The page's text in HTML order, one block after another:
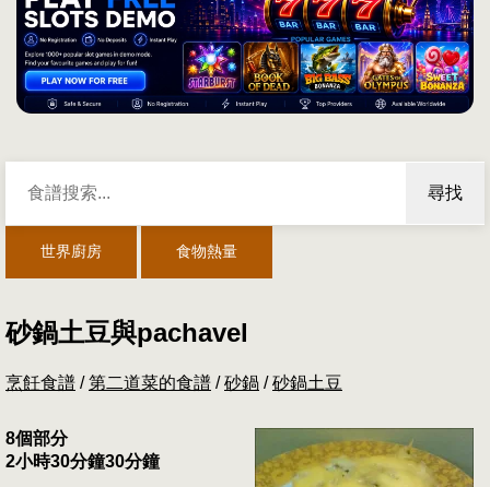
尋找
世界廚房 食物熱量
砂鍋土豆與pachavel
烹飪食譜 /第二道菜的食譜 /砂鍋 /砂鍋土豆
8個部分
2小時30分鐘30分鐘